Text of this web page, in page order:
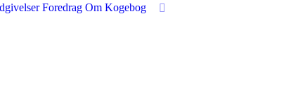
Foredrag Om Kogebog